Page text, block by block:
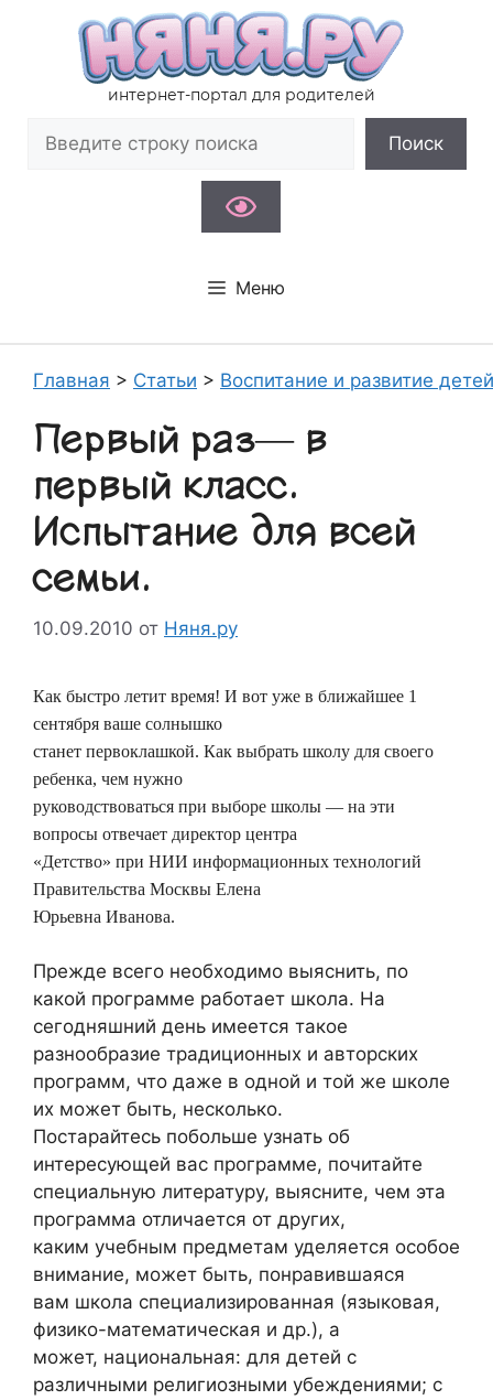
содержимому
интернет-портал для родителей
Поиск
Меню
Главная > Статьи > Воспитание и развитие детей
Первый раз— в
первый класс.
Испытание для всей
семьи.
10.09.2010 от Няня.ру
Как быстро летит время! И вот уже в ближайшее 1
сентября ваше солнышко
станет первоклашкой. Как выбрать школу для своего
ребенка, чем нужно
руководствоваться при выборе школы — на эти
вопросы отвечает директор центра
«Детство» при НИИ информационных технологий
Правительства Москвы Елена
Юрьевна Иванова.
Прежде всего необходимо выяснить, по
какой программе работает школа. На
сегодняшний день имеется такое
разнообразие традиционных и авторских
программ, что даже в одной и той же школе
их может быть, несколько.
Постарайтесь побольше узнать об
интересующей вас программе, почитайте
специальную литературу, выясните, чем эта
программа отличается от других,
каким учебным предметам уделяется особое
внимание, может быть, понравившаяся
вам школа специализированная (языковая,
физико-математическая и др.), а
может, национальная: для детей с
различными религиозными убеждениями; с